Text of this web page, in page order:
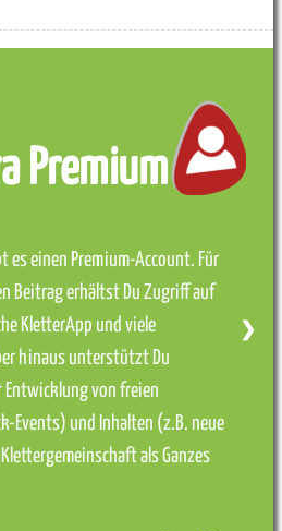
Premium
es einen Premium-Account. Für
Beitrag erhältst Du Zugriff auf
KletterApp und viele
hinaus unterstützt Du
Entwicklung von freien
Events) und Inhalten (z.B. neue
als Ganzes
❯